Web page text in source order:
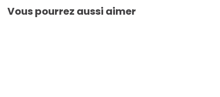
Vous pourrez aussi aimer